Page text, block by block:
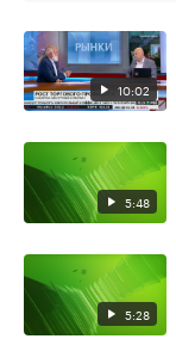
10:02
5:48
5:28